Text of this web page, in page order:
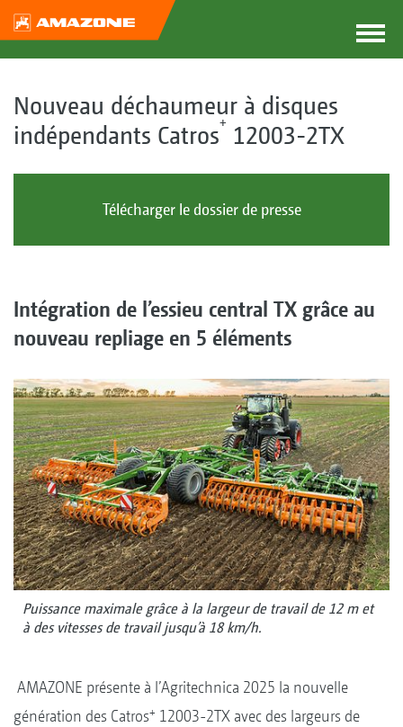
Nouveau déchaumeur à disques
indépendants Catros+ 12003-2TX
Télécharger le dossier de presse
Intégration de l’essieu central TX grâce au
nouveau repliage en 5 éléments
Puissance maximale grâce à la largeur de travail de 12 m et
à des vitesses de travail jusqu’à 18 km/h.
AMAZONE présente à l’Agritechnica 2025 la nouvelle
génération des Catros+ 12003-2TX avec des largeurs de